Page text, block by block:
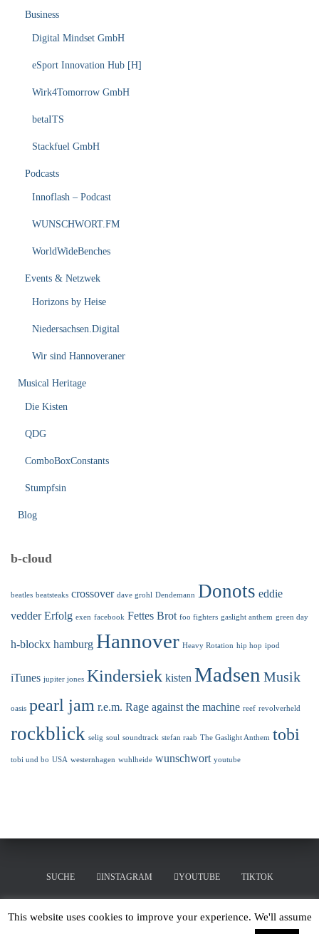
Business
Digital Mindset GmbH
eSport Innovation Hub [H]
Wirk4Tomorrow GmbH
betaITS
Stackfuel GmbH
Podcasts
Innoflash – Podcast
WUNSCHWORT.FM
WorldWideBenches
Events & Netzwek
Horizons by Heise
Niedersachsen.Digital
Wir sind Hannoveraner
Musical Heritage
Die Kisten
QDG
ComboBoxConstants
Stumpfsin
Blog
b-cloud
beatles beatsteaks crossover dave grohl Dendemann Donots eddie
vedder Erfolg exen facebook Fettes Brot foo fighters gaslight anthem green day
h-blockx hamburg Hannover Heavy Rotation hip hop ipod
iTunes jupiter jones Kindersiek kisten Madsen Musik
oasis pearl jam r.e.m. Rage against the machine reef revolverheld
rockblick selig soul soundtrack stefan raab The Gaslight Anthem tobi
tobi und bo USA westernhagen wuhlheide wunschwort youtube
SUCHE INSTAGRAM YOUTUBE TIKTOK
LINKEDIN MERCHANDISING
This website uses cookies to improve your experience. We'll assume